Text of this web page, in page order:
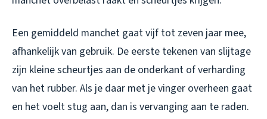
Een gemiddeld manchet gaat vijf tot zeven jaar mee,
afhankelijk van gebruik. De eerste tekenen van slijtage
zijn kleine scheurtjes aan de onderkant of verharding
van het rubber. Als je daar met je vinger overheen gaat
en het voelt stug aan, dan is vervanging aan te raden.